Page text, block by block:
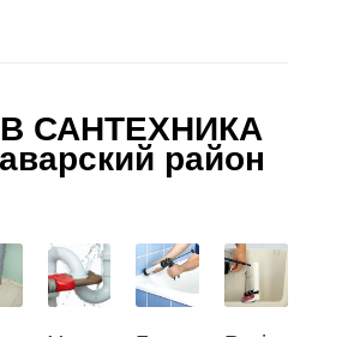
САНТЕХНИКА
район